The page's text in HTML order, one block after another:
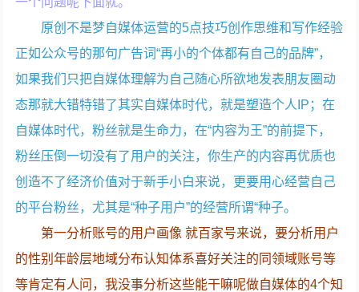
原创不是梦自媒体运营的5点技巧创作思维和写作经验
正如公众号的那句广告词“再小的个体都有自己的品牌”，
如果我们只把自媒体理解为自己随心所欲地发表朋友圈动
态那就大错特错了其实自媒体时代，就是塑造个人IP；在
自媒体时代，粉丝就是生命力，在“内容为王”的前提下，
粉丝压倒一切没有了用户的关注，你生产的内容再优质也
创造不了经济价值对于新手小白来说，更要用心经营自己
的平台粉丝，尤其是“种子用户”的经营所谓“种子。
第一分析账号的用户画像 就百家号来说，要分析用户
的性别年龄层地域分布认知体系喜好关注的同领域账号等
等肯定有人问，我没事分析这些能干嘛呢做自媒体的4个知